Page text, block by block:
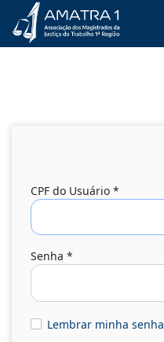
CPF do Usuário *
Senha *
Lembrar minha senha